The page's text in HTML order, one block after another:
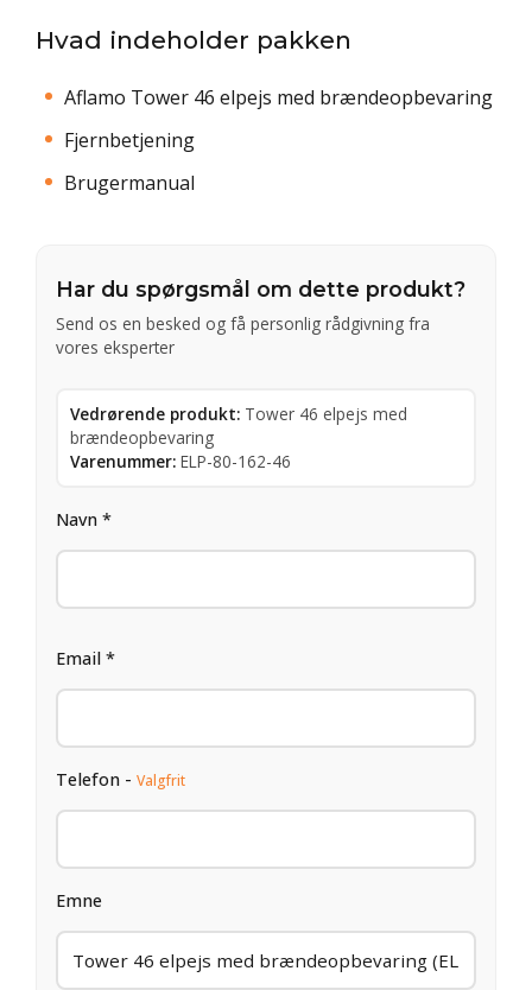
Hvad indeholder pakken
Aflamo Tower 46 elpejs med brændeopbevaring
Fjernbetjening
Brugermanual
Har du spørgsmål om dette produkt?
Send os en besked og få personlig rådgivning fra
vores eksperter
Vedrørende produkt: Tower 46 elpejs med
brændeopbevaring
Varenummer: ELP-80-162-46
Navn *
Email *
Telefon - Valgfrit
Emne